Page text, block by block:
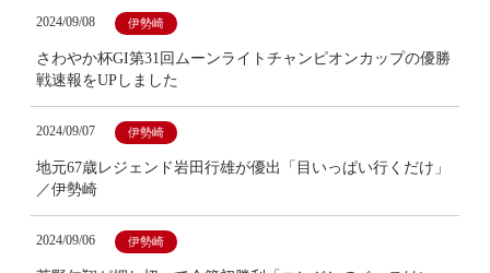
2024/09/08 伊勢崎
さわやか杯GI第31回ムーンライトチャンピオンカップの優勝
戦速報をUPしました
2024/09/07 伊勢崎
地元67歳レジェンド岩田行雄が優出「目いっぱい行くだけ」
／伊勢崎
2024/09/06 伊勢崎